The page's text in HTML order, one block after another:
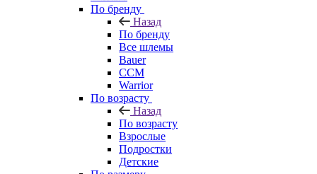
По бренду
Назад
По бренду
Все шлемы
Bauer
CCM
Warrior
По возрасту
Назад
По возрасту
Взрослые
Подростки
Детские